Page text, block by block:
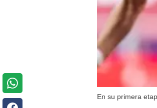
En su primera